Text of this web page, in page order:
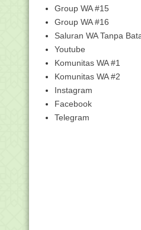
KELAS 7 SMP/MTs
Download Buku K13
5 Semester 1 S...
WALI KELAS
Khilafah dalam
NU
Ini Doa Lengkap
Download Buku
2017 Kelas 7 S...
Group WA #15
Group WA #16
Saluran WA Tanpa
Youtube
Komunitas WA #1
Komunitas WA #2
Instagram
Facebook
Telegram